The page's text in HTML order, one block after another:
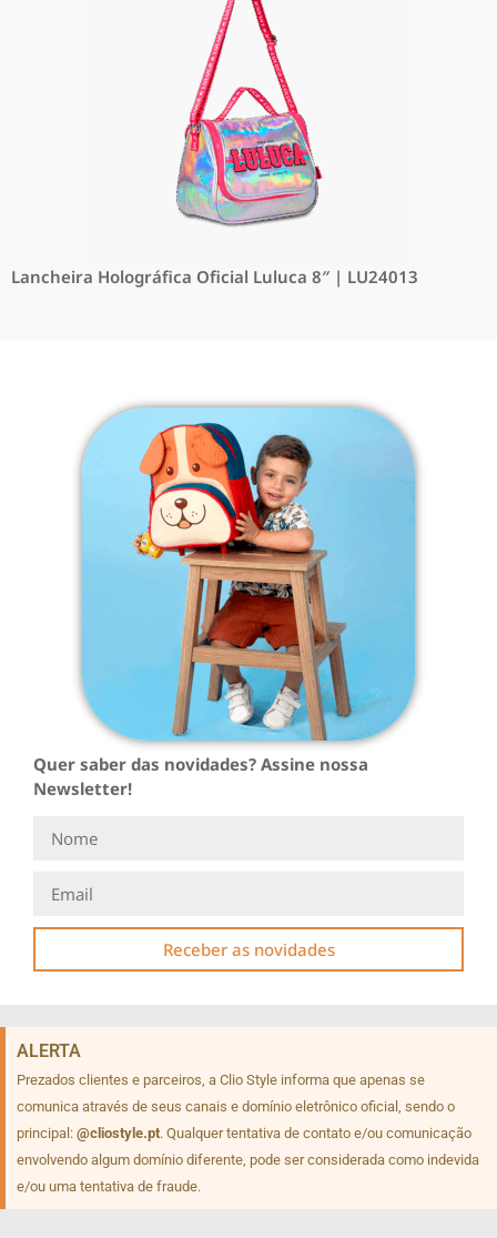
Lancheira Holográfica Oficial Luluca 8″ | LU24013
Quer saber das novidades? Assine nossa
Newsletter!
Receber as novidades
ALERTA
Prezados clientes e parceiros, a Clio Style informa que apenas se
comunica através de seus canais e domínio eletrônico oficial, sendo o
principal: @cliostyle.pt. Qualquer tentativa de contato e/ou comunicação
envolvendo algum domínio diferente, pode ser considerada como indevida
e/ou uma tentativa de fraude.